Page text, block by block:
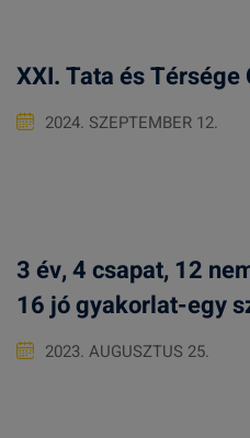
XXI. Tata és
2024. SZEPTEMBER 12.
3 év, 4 csapat, 12
16 jó gyakorlat-egy
2023. AUGUSZTUS 25.